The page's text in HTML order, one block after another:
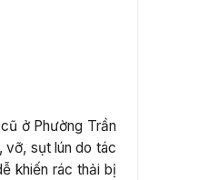
ở Phường Trần
vỡ, sụt lún do tác
khiến rác thải bị